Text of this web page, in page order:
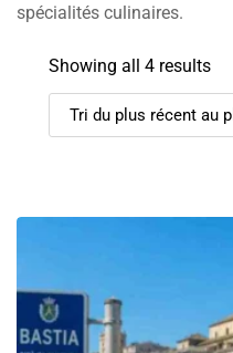
spécialités culinaires.
Showing all 4 results